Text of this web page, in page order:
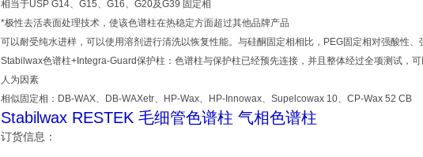
相当于USP G14、G15、G16、G20及G39 固定相
*极性去活表面处理技术，使该色谱柱在热稳定方面超过其他品牌产品
可以耐受纯水进样，可以使用溶剂进行清洗以恢复性能。与硅酮固定相相比，PEG固定相对强酸性
Stabilwax色谱柱+Integra-Guard保护柱：色谱柱与保护柱已经预先连接，并且整体经过全项测试，
人为因素
相似固定相：DB-WAX、DB-WAXetr、HP-Wax、HP-Innowax、Supelcowax 10、CP-Wax 52 CB
Stabilwax RESTEK 毛细管色谱柱 气相色谱柱
订货信息：